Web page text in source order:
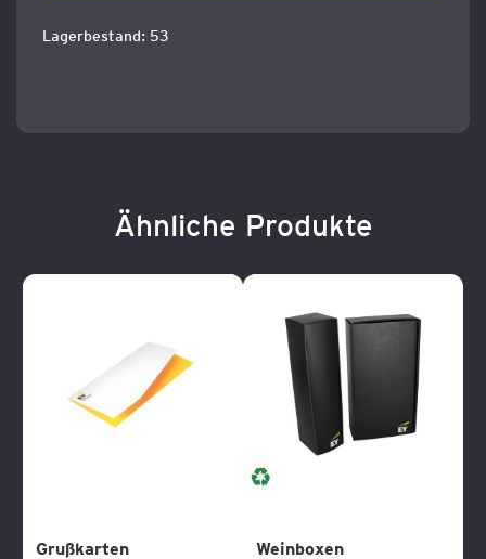
Lagerbestand: 53
Ähnliche Produkte
Grußkarten
Weinboxen